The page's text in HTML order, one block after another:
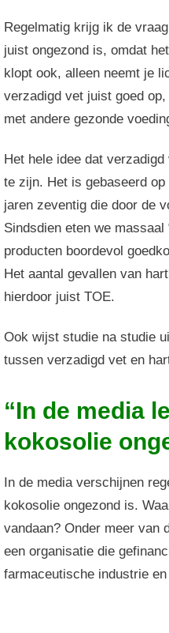
Regelmatig krijg ik de
juist ongezond is, omdat
klopt ook, alleen neemt je
verzadigd vet juist goed
met andere gezonde
Het hele idee dat
te zijn. Het is gebaseerd
jaren zeventig die door de
Sindsdien eten we massaal
producten boordevol
Het aantal gevallen van
hierdoor juist TOE.
Ook wijst studie na studie
tussen verzadigd vet en
“In de media
kokosolie
In de media verschijnen
kokosolie ongezond is.
vandaan? Onder meer van
een organisatie die
farmaceutische industrie